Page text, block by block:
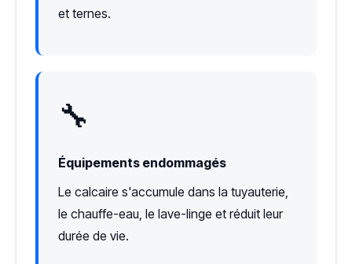
et ternes.
🔧
Équipements endommagés
Le calcaire s'accumule dans la tuyauterie,
le chauffe-eau, le lave-linge et réduit leur
durée de vie.